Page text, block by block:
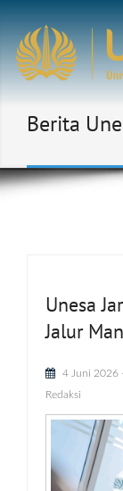
Berita
Unesa
Jalur
4 Juni 2026
Redaksi